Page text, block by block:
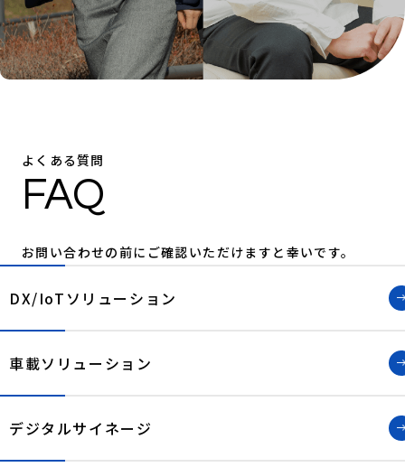
よくある質問
FAQ
お問い合わせの前にご確認いただけますと幸いです。
DX/IoTソリューション
車載ソリューション
デジタルサイネージ